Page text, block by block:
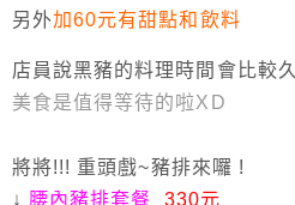
另外加60元有甜點和飲料
店員說黑豬的料理時間會比較久
美食是值得等待的啦XD
將將!!! 重頭戲~豬排來囉 !
↓ 腰內豬排套餐 330元